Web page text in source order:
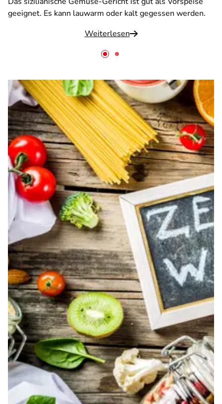
geeignet. Es kann lauwarm oder kalt gegessen werden.
Weiterlesen